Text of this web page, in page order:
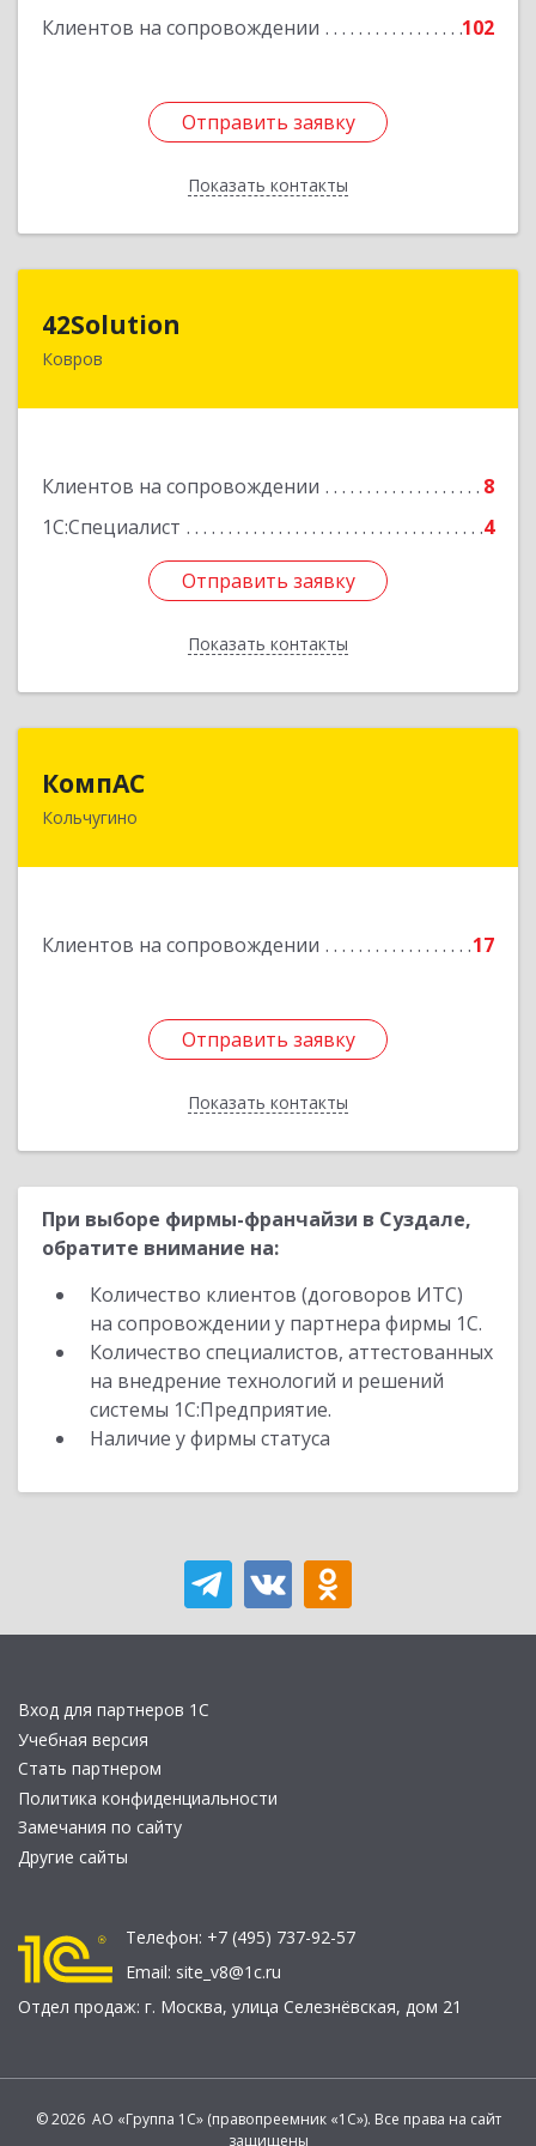
Клиентов на сопровождении 102
Отправить заявку
Показать контакты
Отправить заявку
Назад
42Solution
Ковров
Клиентов на сопровождении
8
1С:Специалист
4
Отправить заявку
Показать контакты
601967, Владимирская обл, муниципальный
Отправить заявку
Назад
КомпАС
Кольчугино
Клиентов на сопровождении 17
Отправить заявку
Показать контакты
601782, Владимирская область, г.Кольчугино,
Отправить заявку
Назад
При выборе фирмы-франчайзи в Суздале,
обратите внимание на:
Количество клиентов (договоров ИТС)
на сопровождении у партнера фирмы 1С.
Количество специалистов, аттестованных
на внедрение технологий и решений
системы 1С:Предприятие.
Наличие у фирмы статуса
Вход для партнеров 1С
Учебная версия
Стать партнером
Политика конфиденциальности
Замечания по сайту
Другие сайты
Телефон: +7 (495) 737-92-57
Email: site_v8@1c.ru
Отдел продаж: г. Москва, улица Селезнёвская, дом 21
© 2026 АО «Группа 1С» (правопреемник «1С»). Все права на сайт
защищены